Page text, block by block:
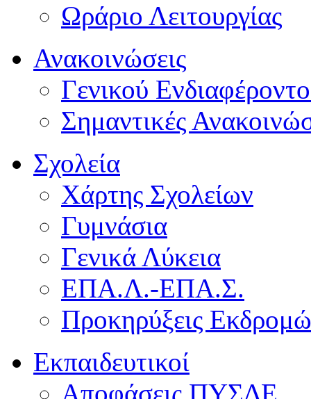
Ωράριο Λειτουργίας
Ανακοινώσεις
Γενικού
Σημαντικές
Σχολεία
Χάρτης Σχολείων
Γυμνάσια
Γενικά Λύκεια
ΕΠΑ.Λ.-ΕΠΑ.Σ.
Προκηρύξεις
Εκπαιδευτικοί